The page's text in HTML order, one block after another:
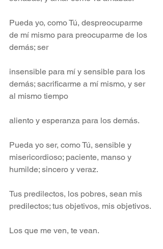
Pueda yo, como Tú, despreocuparme
de mí mismo para preocuparme de los
demás; ser
insensible para mí y sensible para los
demás; sacrificarme a mí mismo, y ser
al mismo tiempo
aliento y esperanza para los demás.
Pueda yo ser, como Tú, sensible y
misericordioso; paciente, manso y
humilde; sincero y veraz.
Tus predilectos, los pobres, sean mis
predilectos; tus objetivos, mis objetivos.
Los que me ven, te vean.